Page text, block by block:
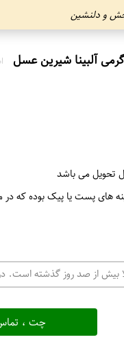
و دلنشین
تحویل می باشد
های پست یا پیک بوده که
بیش از صد روز گذشته است.
چت ،